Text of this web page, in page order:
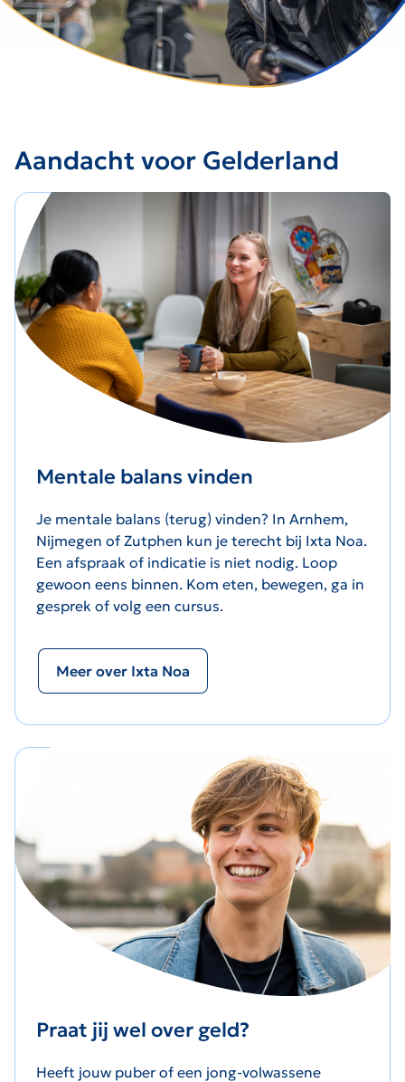
Aandacht voor Gelderland
Mentale balans vinden
Je mentale balans (terug) vinden? In Arnhem,
Nijmegen of Zutphen kun je terecht bij Ixta Noa.
Een afspraak of indicatie is niet nodig. Loop
gewoon eens binnen. Kom eten, bewegen, ga in
gesprek of volg een cursus.
Meer over Ixta Noa
Praat jij wel over geld?
Heeft jouw puber of een jong-volwassene